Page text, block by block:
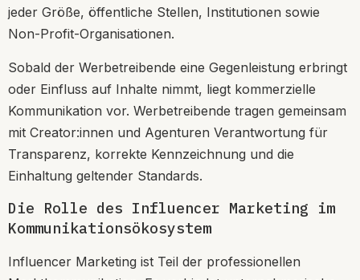
jeder Größe, öffentliche Stellen, Institutionen sowie
Non-Profit-Organisationen.
Sobald der Werbetreibende eine Gegenleistung erbringt
oder Einfluss auf Inhalte nimmt, liegt kommerzielle
Kommunikation vor. Werbetreibende tragen gemeinsam
mit Creator:innen und Agenturen Verantwortung für
Transparenz, korrekte Kennzeichnung und die
Einhaltung geltender Standards.
Die Rolle des Influencer Marketing im
Kommunikationsökosystem
Influencer Marketing ist Teil der professionellen